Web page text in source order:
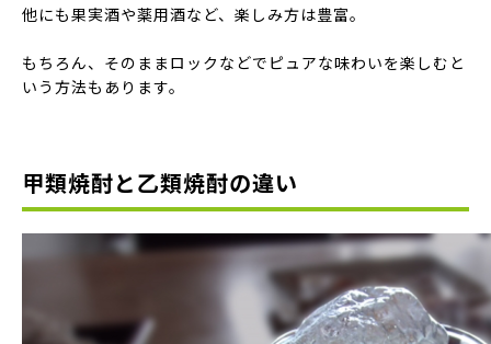
他にも果実酒や薬用酒など、楽しみ方は豊富。
もちろん、そのままロックなどでピュアな味わいを楽しむと
いう方法もあります。
甲類焼酎と乙類焼酎の違い